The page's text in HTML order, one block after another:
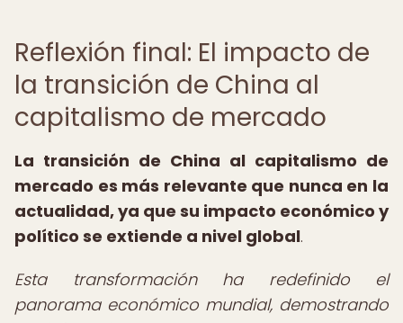
Reflexión final: El impacto de
la transición de China al
capitalismo de mercado
La transición de China al capitalismo de
mercado es más relevante que nunca en la
actualidad, ya que su impacto económico y
político se extiende a nivel global.
Esta transformación ha redefinido el
panorama económico mundial, demostrando